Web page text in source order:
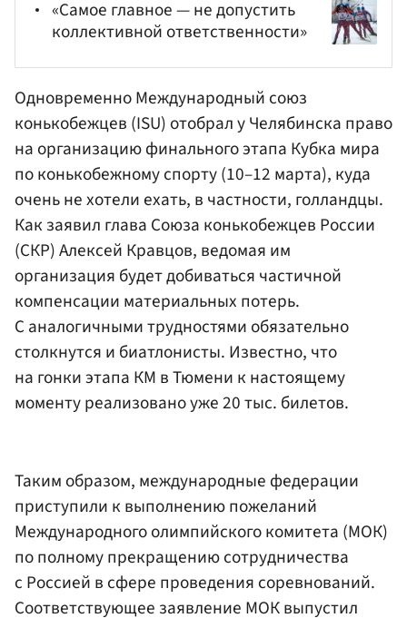
«Самое главное — не допустить
коллективной ответственности»
Одновременно Международный союз
конькобежцев (ISU) отобрал у Челябинска право
на организацию финального этапа Кубка мира
по конькобежному спорту (10–12 марта), куда
очень не хотели ехать, в частности, голландцы.
Как заявил глава Союза конькобежцев России
(СКР)Алексей Кравцов, ведомая им
организация будет добиваться частичной
компенсации материальных потерь.
С аналогичными трудностями обязательно
столкнутся и биатлонисты. Известно, что
на гонки этапа КМ в Тюмени к настоящему
моменту реализовано уже 20 тыс. билетов.
Таким образом, международные федерации
приступили к выполнению пожеланий
Международного олимпийского комитета (МОК)
по полному прекращению сотрудничества
с Россией в сфере проведения соревнований.
Соответствующее заявление МОК выпустил